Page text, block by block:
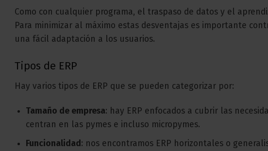
Como con cualquier programa, el traspaso de datos y el
Para minimizar al máximo estas desventajas es importante
una fácil adaptación a los usuarios.
Tipos de ERP
Hay varios tipos de ERP que se pueden categorizar por:
Tamaño de empresa: hay ERP enfocados a cubrir las
centran en las pymes e incluso micropymes.
Funcionalidad : nos encontramos ERP horizontales o